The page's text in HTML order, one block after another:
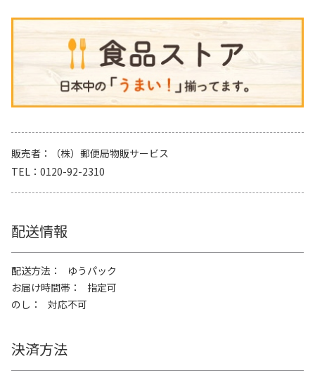
販売者
（株）郵便局物販サービス
TEL
0120-92-2310
配送情報
配送方法
ゆうパック
お届け時間帯
指定可
のし
対応不可
決済方法